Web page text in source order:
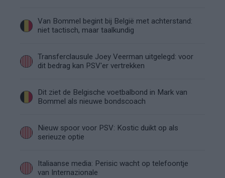
Van Bommel begint bij België met achterstand:
niet tactisch, maar taalkundig
Transferclausule Joey Veerman uitgelegd: voor
dit bedrag kan PSV'er vertrekken
Dit ziet de Belgische voetbalbond in Mark van
Bommel als nieuwe bondscoach
Nieuw spoor voor PSV: Kostic duikt op als
serieuze optie
Italiaanse media: Perisic wacht op telefoontje
van Internazionale